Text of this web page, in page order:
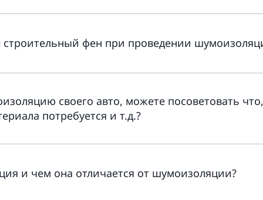
строительный фен при проведении
своего авто, можете посоветовать
потребуется и т.д.?
и чем она отличается от шумоизоляции?